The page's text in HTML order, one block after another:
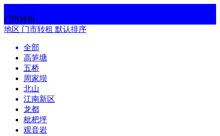
门市转租
地区 门市转租 默认排序
全部
高笋塘
五桥
周家坝
北山
江南新区
龙都
枇杷坪
观音岩